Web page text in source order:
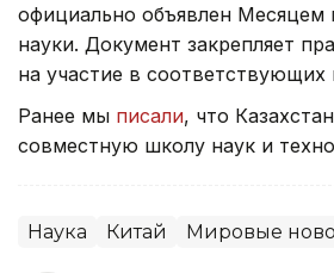
официально объявлен Месяцем
науки. Документ закрепляет
на участие в соответствующих
Ранее мы писали, что
совместную школу наук и
Наука Китай Мировые